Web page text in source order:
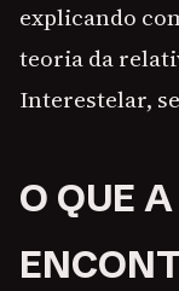
explicando
teoria da
Interestelar,
O QUE